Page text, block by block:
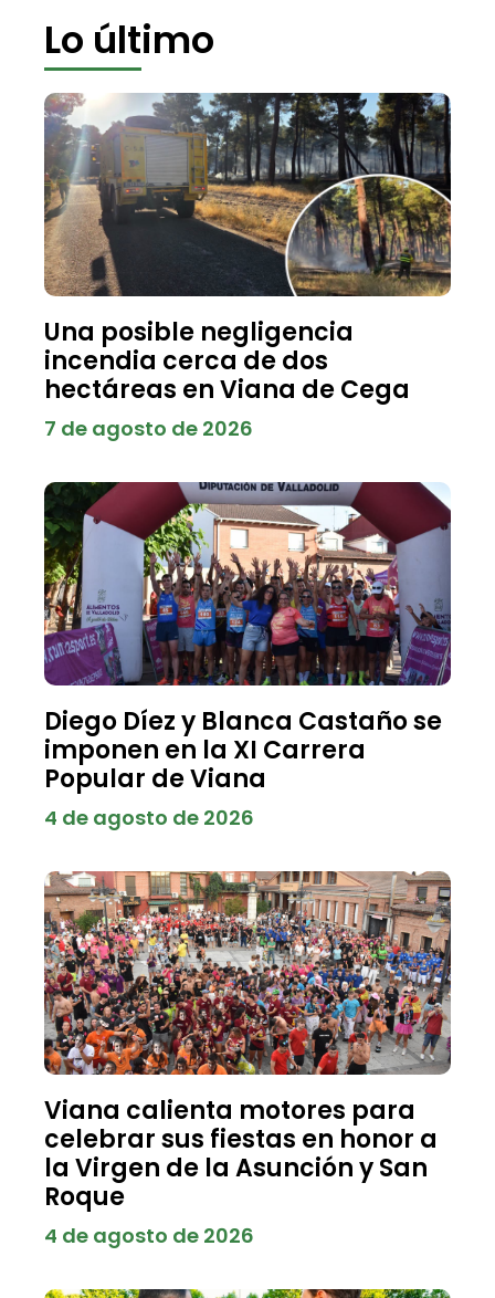
Lo último
Una posible negligencia
incendia cerca de dos
hectáreas en Viana de Cega
7 de agosto de 2026
Diego Díez y Blanca Castaño se
imponen en la XI Carrera
Popular de Viana
4 de agosto de 2026
Viana calienta motores para
celebrar sus fiestas en honor a
la Virgen de la Asunción y San
Roque
4 de agosto de 2026